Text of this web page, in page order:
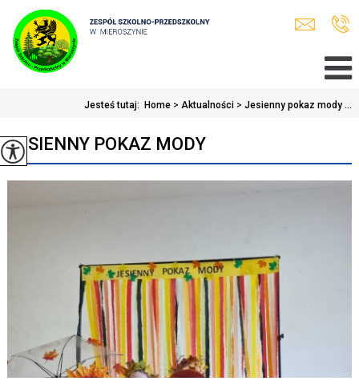
Jesteś tutaj: Home > Aktualności > Jesienny pokaz mody ...
JESIENNY POKAZ MODY